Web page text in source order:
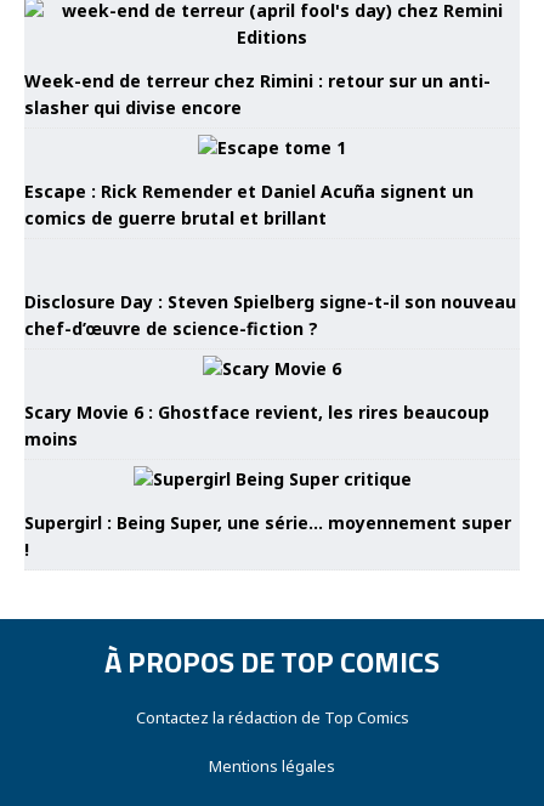
Week-end de terreur chez Rimini : retour sur un anti-
slasher qui divise encore
Escape : Rick Remender et Daniel Acuña signent un
comics de guerre brutal et brillant
Disclosure Day : Steven Spielberg signe-t-il son nouveau
chef-d’œuvre de science-fiction ?
Scary Movie 6 : Ghostface revient, les rires beaucoup
moins
Supergirl : Being Super, une série… moyennement super
!
À PROPOS DE TOP COMICS
Contactez la rédaction de Top Comics
Mentions légales